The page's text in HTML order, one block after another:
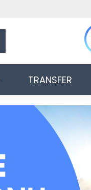
TRANSFER